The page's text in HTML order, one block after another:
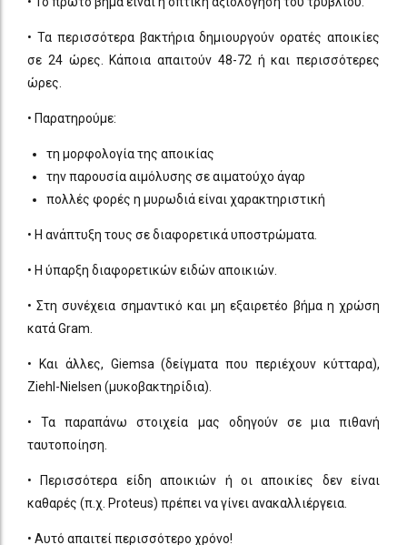
• Τα περισσότερα βακτήρια δημιουργούν ορατές αποικίες
σε 24 ώρες. Κάποια απαιτούν 48-72 ή και περισσότερες
ώρες.
• Παρατηρούμε:
τη μορφολογία της αποικίας
την παρουσία αιμόλυσης σε αιματούχο άγαρ
πολλές φορές η μυρωδιά είναι χαρακτηριστική
• Η ανάπτυξη τους σε διαφορετικά υποστρώματα.
• Η ύπαρξη διαφορετικών ειδών αποικιών.
• Στη συνέχεια σημαντικό και μη εξαιρετέο βήμα η χρώση
κατά Gram.
• Και άλλες, Giemsa (δείγματα που περιέχουν κύτταρα),
Ziehl-Nielsen (μυκοβακτηρίδια).
• Τα παραπάνω στοιχεία μας οδηγούν σε μια πιθανή
ταυτοποίηση.
• Περισσότερα είδη αποικιών ή οι αποικίες δεν είναι
καθαρές (π.χ. Proteus) πρέπει να γίνει ανακαλλιέργεια.
• Αυτό απαιτεί περισσότερο χρόνο!